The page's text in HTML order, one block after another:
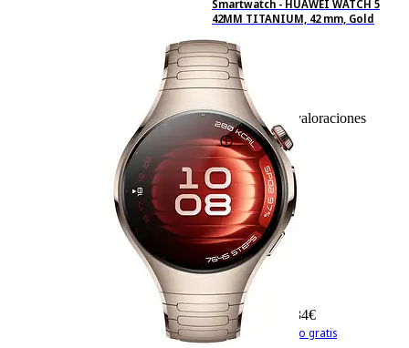
Smartwatch - HUAWEI WATCH 5
42MM TITANIUM, 42 mm, Gold
8Basado en 8 valoraciones
629,27 €
566,34 €
566,34€
IVA incl. Con envío gratis